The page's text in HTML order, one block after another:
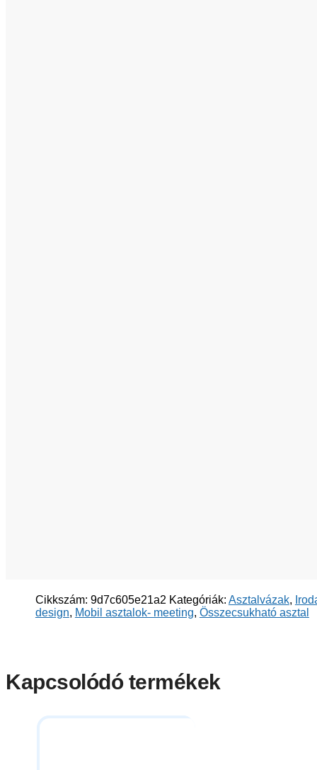
Cikkszám: 9d7c605e21a2 Kategóriák: Asztalvázak,
design, Mobil asztalok- meeting, Összecsukható asztal
Kapcsolódó termékek